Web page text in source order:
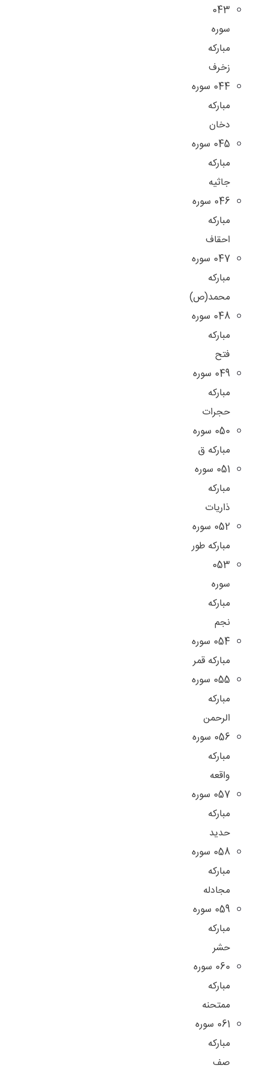
043
سوره
مبارکه
زخرف
044 سوره
مبارکه
دخان
045 سوره
مبارکه
جاثیه
046 سوره
مبارکه
احقاف
047 سوره
مباركه
محمد(ص)
048 سوره
مبارکه
فتح
049 سوره
مبارکه
حجرات
050 سوره
مبارکه ق
051 سوره
مبارکه
ذاریات
052 سوره
مبارکه طور
053
سوره
مبارکه
نجم
054 سوره
مبارکه قمر
055 سوره
مبارکه
الرحمن
056 سوره
مبارکه
واقعه
057 سوره
مبارکه
حدید
058 سوره
مبارکه
مجادله
059 سوره
مبارکه
حشر
060 سوره
مبارکه
ممتحنه
061 سوره
مبارکه
صف